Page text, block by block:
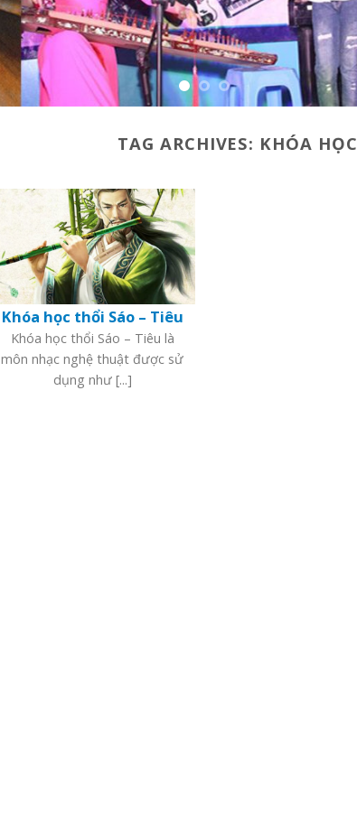
TAG ARCHIVES: KHÓA
Khóa học thổi Sáo – Tiêu
Khóa học thổi Sáo – Tiêu là
môn nhạc nghệ thuật được sử
dụng như [...]